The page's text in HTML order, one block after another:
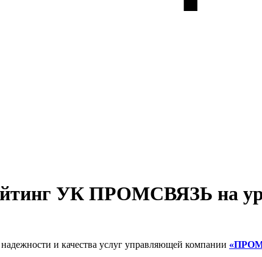
УК ПРОМСВЯЗЬ на
надежности и качества услуг управляющей компании